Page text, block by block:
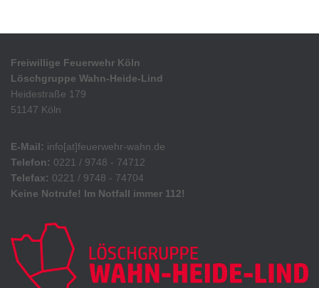
Freiwillige Feuerwehr Köln
Löschgruppe Wahn-Heide-Lind
Heidestraße 179
51147 Köln
E-Mail: info[at]feuerwehr-wahn.de
Telefon: 0221 / 9748 - 74712
Telefax: 0221 / 9748 - 74704
Keine Notrufe! Im Notfall immer 112!